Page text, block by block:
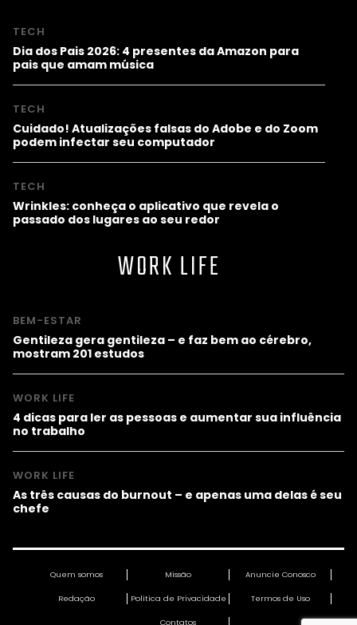
TECH
Dia dos Pais 2026: 4 presentes da Amazon para
pais que amam música
TECH
Cuidado! Atualizações falsas do Adobe e do Zoom
podem infectar seu computador
TECH
Wrinkles: conheça o aplicativo que revela o
passado dos lugares ao seu redor
WORK LIFE
BEM-ESTAR
Gentileza gera gentileza – e faz bem ao cérebro,
mostram 201 estudos
WORK LIFE
4 dicas para ler as pessoas e aumentar sua influência
no trabalho
WORK LIFE
As três causas do burnout – e apenas uma delas é seu
chefe
Quem somos Missão Anuncie Conosco
Redação Política de Privacidade Termos de Uso
Contatos